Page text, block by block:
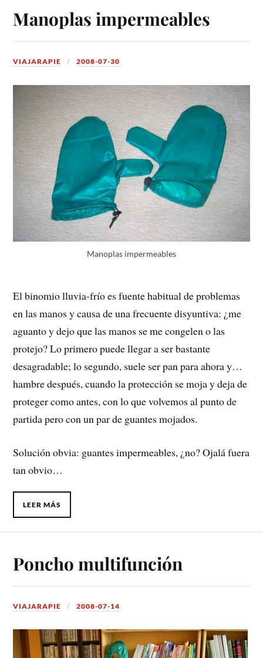
Manoplas impermeables
VIAJARAPIE 2008-07-30
Manoplas impermeables
El binomio lluvia-frío es fuente habitual de problemas
en las manos y causa de una frecuente disyuntiva: ¿me
aguanto y dejo que las manos se me congelen o las
protejo? Lo primero puede llegar a ser bastante
desagradable; lo segundo, suele ser pan para ahora y…
hambre después, cuando la protección se moja y deja de
proteger como antes, con lo que volvemos al punto de
partida pero con un par de guantes mojados.
Solución obvia: guantes impermeables, ¿no? Ojalá fuera
tan obvio…
LEER MÁS
Poncho multifunción
VIAJARAPIE 2008-07-14